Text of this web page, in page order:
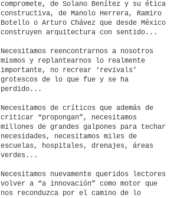
compromete, de Solano Benítez y su ética
constructiva, de Manolo Herrera, Ramiro
Botello o Arturo Chávez que desde México
construyen arquitectura con sentido...
Necesitamos reencontrarnos a nosotros
mismos y replantearnos lo realmente
importante, no recrear ‘revivals’
grotescos de lo que fue y se ha
perdido...
Necesitamos de críticos que además de
criticar “propongan”, necesitamos
millones de grandes galpones para techar
necesidades, necesitamos miles de
escuelas, hospitales, drenajes, áreas
verdes...
Necesitamos nuevamente queridos lectores
volver a “a innovación” como motor que
nos reconduzca por el camino de lo